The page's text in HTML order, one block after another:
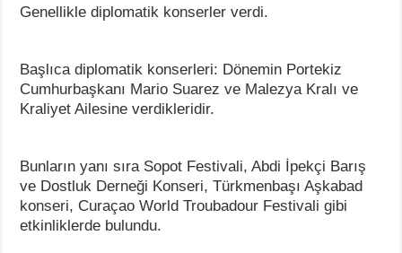
Genellikle diplomatik konserler verdi.
Başlıca diplomatik konserleri: Dönemin Portekiz
Cumhurbaşkanı Mario Suarez ve Malezya Kralı ve
Kraliyet Ailesine verdikleridir.
Bunların yanı sıra Sopot Festivali, Abdi İpekçi Barış
ve Dostluk Derneği Konseri, Türkmenbaşı Aşkabad
konseri, Curaçao World Troubadour Festivali gibi
etkinliklerde bulundu.